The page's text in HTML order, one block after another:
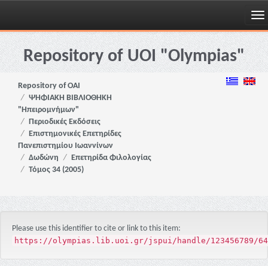
Skip
navigationRepository of UOI "Olympias"
Repository of OAI
ΨΗΦΙΑΚΗ ΒΙΒΛΙΟΘΗΚΗ
"Ηπειρομνήμων"
Περιοδικές Εκδόσεις
Επιστημονικές Επετηρίδες
Πανεπιστημίου Ιωαννίνων
Δωδώνη
Επετηρίδα Φιλολογίας
Τόμος 34 (2005)
Please use this identifier to cite or link to this item:
https://olympias.lib.uoi.gr/jspui/handle/123456789/